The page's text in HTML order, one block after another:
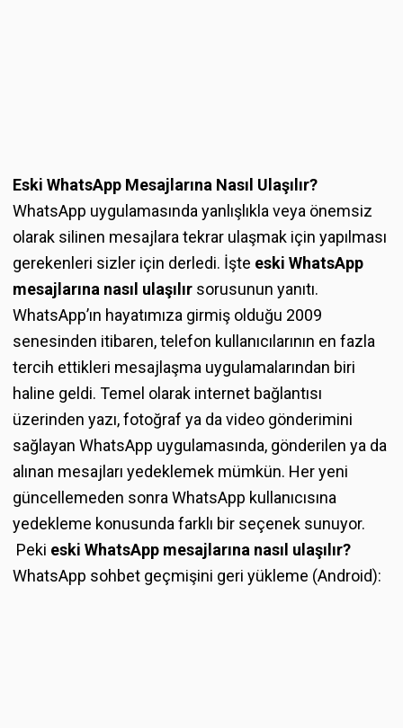
Eski WhatsApp Mesajlarına Nasıl Ulaşılır?
WhatsApp uygulamasında yanlışlıkla veya önemsiz
olarak silinen mesajlara tekrar ulaşmak için yapılması
gerekenleri sizler için derledi. İşte eski WhatsApp
mesajlarına nasıl ulaşılır sorusunun yanıtı.
WhatsApp’ın hayatımıza girmiş olduğu 2009
senesinden itibaren, telefon kullanıcılarının en fazla
tercih ettikleri mesajlaşma uygulamalarından biri
haline geldi. Temel olarak internet bağlantısı
üzerinden yazı, fotoğraf ya da video gönderimini
sağlayan WhatsApp uygulamasında, gönderilen ya da
alınan mesajları yedeklemek mümkün. Her yeni
güncellemeden sonra WhatsApp kullanıcısına
yedekleme konusunda farklı bir seçenek sunuyor.
Peki eski WhatsApp mesajlarına nasıl ulaşılır?
WhatsApp sohbet geçmişini geri yükleme (Android):